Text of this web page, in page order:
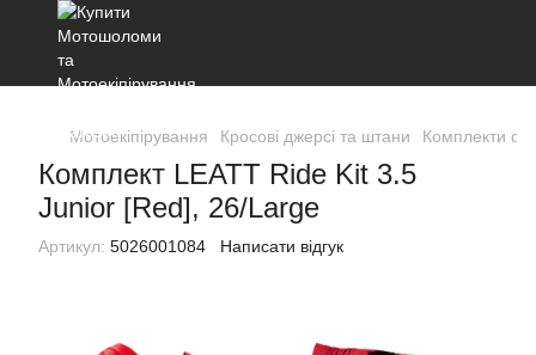
Мотоекіпірування Кросові джерсі та штани Комплекти
Комплект LEATT Ride Kit 3.5
Junior [Red], 26/Large
Артикул: 5026001084 Написати відгук